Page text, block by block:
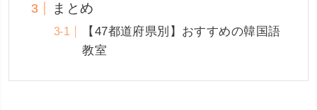
まとめ
【47都道府県別】おすすめの韓国語
教室